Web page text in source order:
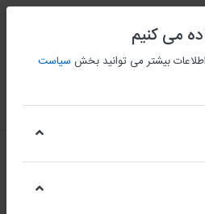
مقايسه كردن علاقه مندی سبد
شهرک های صنعتی
می کنیم
بیشتر می توانید بخش سیاست